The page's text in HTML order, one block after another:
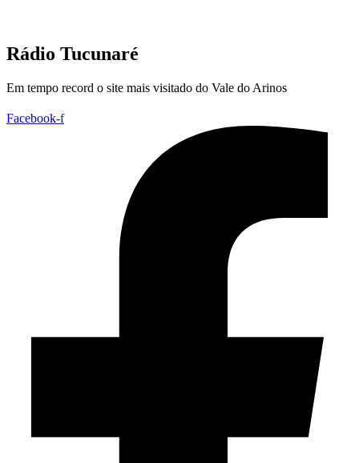
Rádio Tucunaré
Em tempo record o site mais visitado do Vale do Arinos
Facebook-f